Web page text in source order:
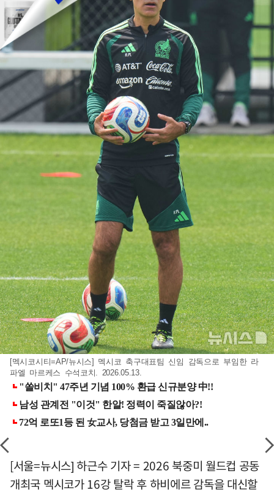
[멕시코시티=AP/뉴시스] 멕시코 축구대표팀 신임 감독으로 부임한 라
파엘 마르케스 수석코치. 2026.05.13.
[서울=뉴시스] 하근수 기자 = 2026 북중미 월드컵 공동
개최국 멕시코가 16강 탈락 후 하비에르 감독을 대신할